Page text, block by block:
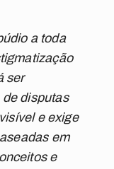
a toda
ser
disputas
e exige
em
e